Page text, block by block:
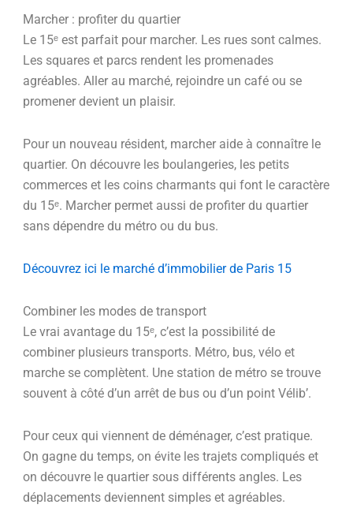
Marcher : profiter du quartier
Le 15ᵉ est parfait pour marcher. Les rues sont calmes.
Les squares et parcs rendent les promenades
agréables. Aller au marché, rejoindre un café ou se
promener devient un plaisir.
Pour un nouveau résident, marcher aide à connaître le
quartier. On découvre les boulangeries, les petits
commerces et les coins charmants qui font le caractère
du 15ᵉ. Marcher permet aussi de profiter du quartier
sans dépendre du métro ou du bus.
Découvrez ici le marché d’immobilier de Paris 15
Combiner les modes de transport
Le vrai avantage du 15ᵉ, c’est la possibilité de
combiner plusieurs transports. Métro, bus, vélo et
marche se complètent. Une station de métro se trouve
souvent à côté d’un arrêt de bus ou d’un point Vélib’.
Pour ceux qui viennent de déménager, c’est pratique.
On gagne du temps, on évite les trajets compliqués et
on découvre le quartier sous différents angles. Les
déplacements deviennent simples et agréables.